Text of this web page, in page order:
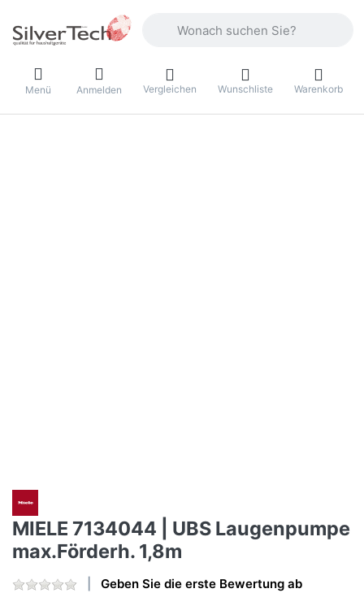
Menü Anmelden Vergleichen Wunschliste Warenkorb
MIELE 7134044 | UBS Laugenpumpe
max.Förderh. 1,8m
Geben Sie die erste Bewertung ab